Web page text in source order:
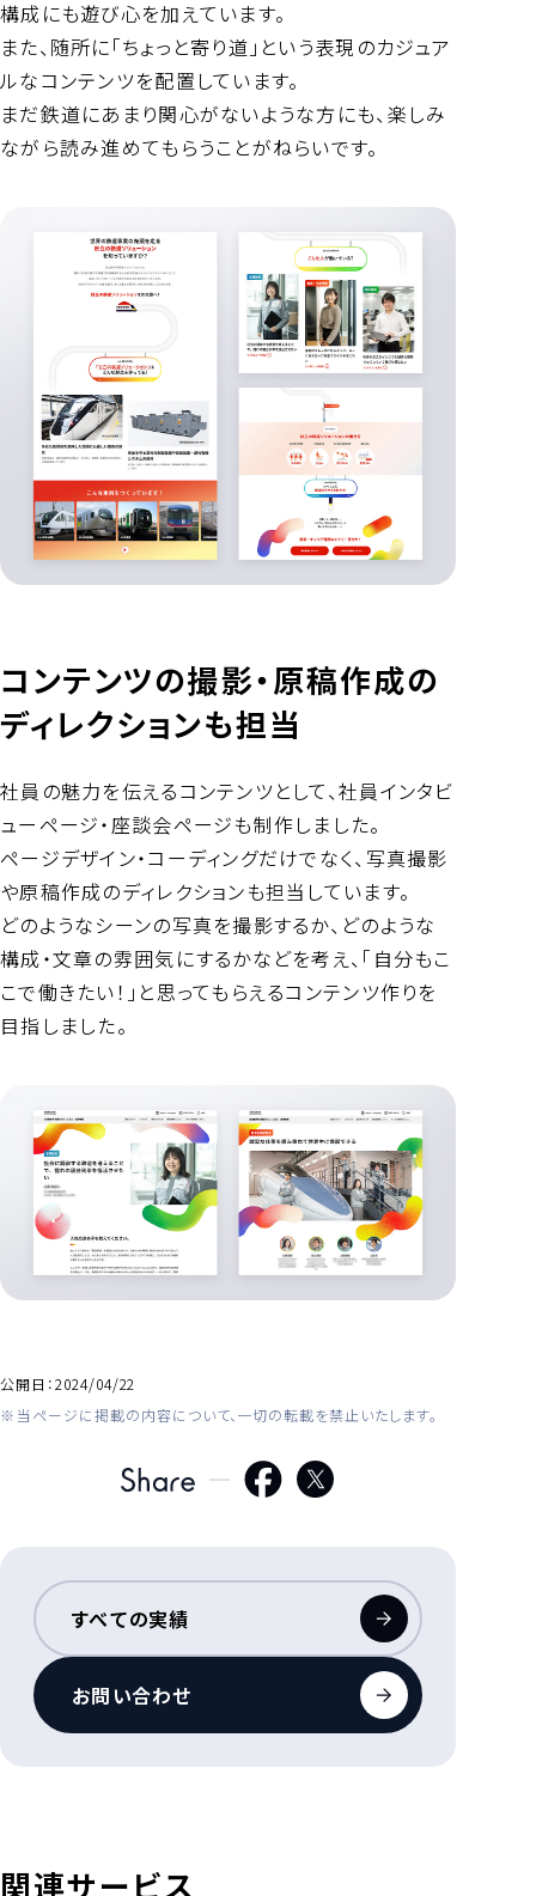
構成にも遊び心を加えています。
また、随所に「ちょっと寄り道」という表現のカジュア
ルなコンテンツを配置しています。
まだ鉄道にあまり関心がないような方にも、楽しみ
ながら読み進めてもらうことがねらいです。
コンテンツの撮影・原稿作成の
ディレクションも担当
社員の魅力を伝えるコンテンツとして、社員インタビ
ューページ・座談会ページも制作しました。
ページデザイン・コーディングだけでなく、写真撮影
や原稿作成のディレクションも担当しています。
どのようなシーンの写真を撮影するか、どのような
構成・文章の雰囲気にするかなどを考え、「自分もこ
こで働きたい！」と思ってもらえるコンテンツ作りを
目指しました。
公開日：2024/04/22
当ページに掲載の内容について、一切の転載を禁止いたします。
すべての実績
お問い合わせ
関連サービス